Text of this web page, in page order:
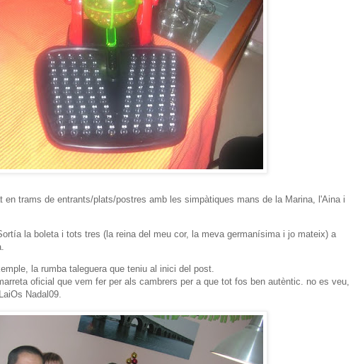
en trams de entrants/plats/postres amb les simpàtiques mans de la Marina, l'Aina i
la boleta i tots tres (la reina del meu cor, la meva germanísima i jo mateix) a
la rumba taleguera que teniu al inici del post.
oficial que vem fer per als cambrers per a que tot fos ben autèntic. no es veu,
Nadal09.